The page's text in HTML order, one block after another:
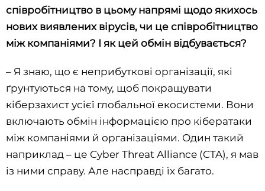
співробітництво в цьому напрямі щодо якихось
нових виявлених вірусів, чи це співробітництво
між компаніями? І як цей обмін відбувається?
– Я знаю, що є неприбуткові організації, які
ґрунтуються на тому, щоб покращувати
кіберзахист усієї глобальної екосистеми. Вони
включають обмін інформацією про кібератаки
між компаніями й організаціями. Один такий
наприклад – це Cyber Threat Alliance (CTA), я мав
із ними справу. Але насправді їх багато.